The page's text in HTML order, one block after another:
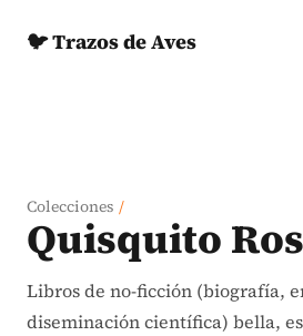
🐦 Trazos de Aves
Colecciones /
Quisquito
Libros de no-ficción (biografía,
diseminación científica) bella,